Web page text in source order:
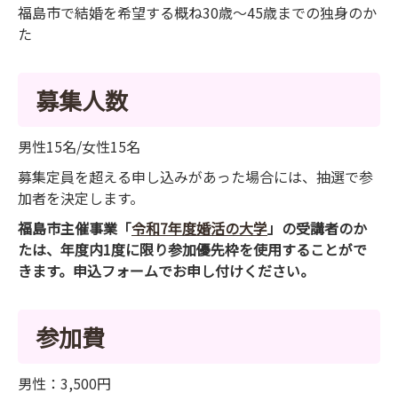
福島市で結婚を希望する概ね30歳～45歳までの独身のか
た
募集人数
男性15名/女性15名
募集定員を超える申し込みがあった場合には、抽選で参
加者を決定します。
福島市主催事業「令和7年度婚活の大学」の受講者のか
たは、年度内1度に限り参加優先枠を使用することがで
きます。申込フォームでお申し付けください。
参加費
男性：3,500円